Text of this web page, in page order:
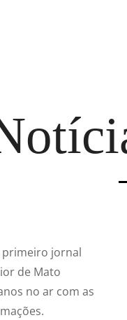
primeiro jornal
de Mato
no ar com as